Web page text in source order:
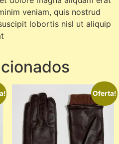
veniam, quis nostrud
lobortis nisl ut aliquip
Oferta!